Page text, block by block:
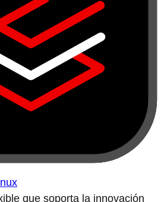
que soporta la innovación